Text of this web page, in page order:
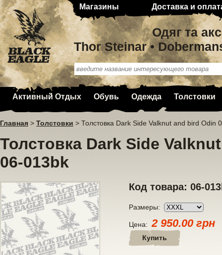
Магазины Доставка и
Одяг та
Thor Steinar •
Активный Отдых Обувь Одежда Толстовки
Главная > Толстовки > Толстовка Dark Side Valknut and bird Odin
Толстовка Dark Side
06-013bk
Код товара: 06-
Размеры:
Цена: 2 950.00 грн
Купить